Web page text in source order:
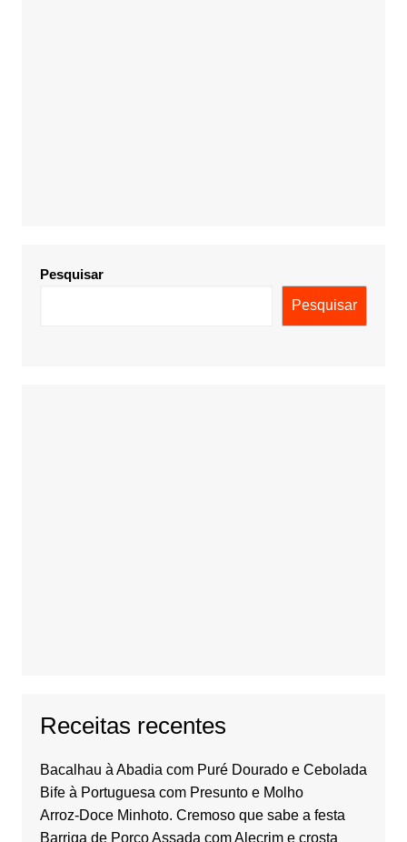
Pesquisar
Pesquisar
Receitas recentes
Bacalhau à Abadia com Puré Dourado e Cebolada
Bife à Portuguesa com Presunto e Molho
Arroz-Doce Minhoto. Cremoso que sabe a festa
Barriga de Porco Assada com Alecrim e crosta